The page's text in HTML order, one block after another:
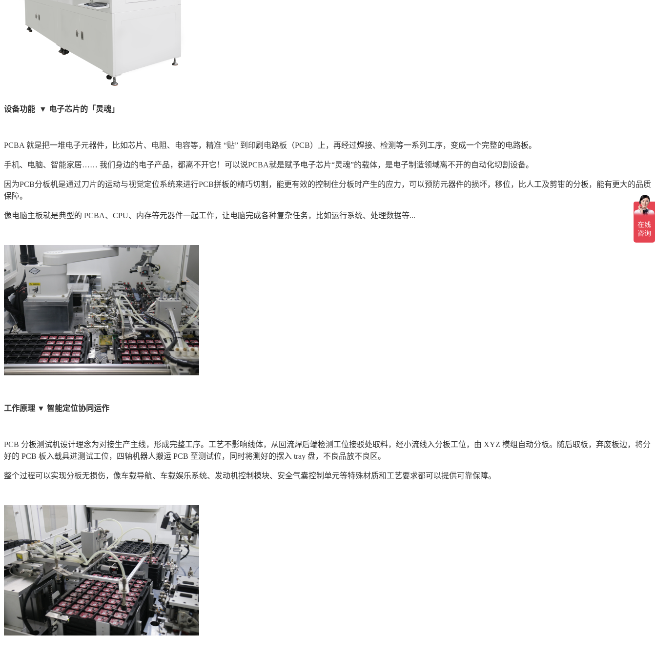
设备功能 ▼ 电子芯片的「灵魂」
PCBA 就是把一堆电子元器件，比如芯片、电阻、电容等，精准 “贴” 到印刷电路板（PCB）上，再经过焊接、检测等一系列工序，变成一个完整的电路板。
手机、电脑、智能家居…… 我们身边的电子产品，都离不开它！可以说PCBA就是赋予电子芯片“灵魂”的载体，是电子制造领域离不开的自动化切割设备。
因为PCB分板机是通过刀片的运动与视觉定位系统来进行PCB拼板的精巧切割，能更有效的控制住分板时产生的应力，可以预防元器件的损坏，移位，比人工及剪钳的分板，能有更大的品质
保障。
像电脑主板就是典型的 PCBA、CPU、内存等元器件一起工作，让电脑完成各种复杂任务，比如运行系统、处理数据等...
工作原理 ▼ 智能定位协同运作
PCB 分板测试机设计理念为对接生产主线，形成完整工序。工艺不影响线体，从回流焊后端检测工位接驳处取料，经小流线入分板工位，由 XYZ 模组自动分板。随后取板，弃废板边，将分
好的 PCB 板入载具进测试工位，四轴机器人搬运 PCB 至测试位，同时将测好的摆入 tray 盘，不良品放不良区。
整个过程可以实现分板无损伤，像车载导航、车载娱乐系统、发动机控制模块、安全气囊控制单元等特殊材质和工艺要求都可以提供可靠保障。